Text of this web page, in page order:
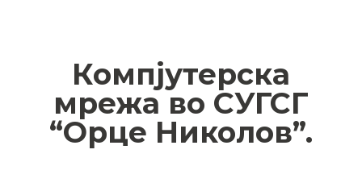
Компјутерска
мрежа во СУГСГ
“Орце Николов”.